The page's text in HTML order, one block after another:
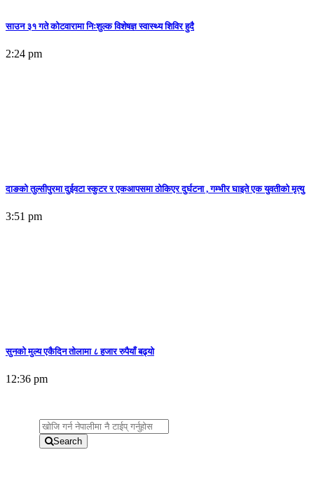
साउन ३१ गते कोटवारामा निःशुल्क विशेषज्ञ स्वास्थ्य शिविर हुदै
2:24 pm
दाङको तुल्सीपुरमा दुईवटा स्कुटर र एकआपसमा ठोकिएर दुर्घटना , गम्भीर घाइते एक युवतीको मृत्यु
3:51 pm
सुनकाे मुल्य एकैदिन तोलामा ८ हजार रुपैयाँ बढ्यो
12:36 pm
Search